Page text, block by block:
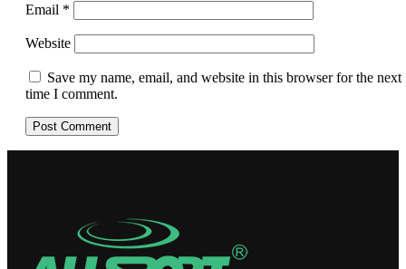
Email *
Website
Save my name, email, and website in this browser for the next
time I comment.